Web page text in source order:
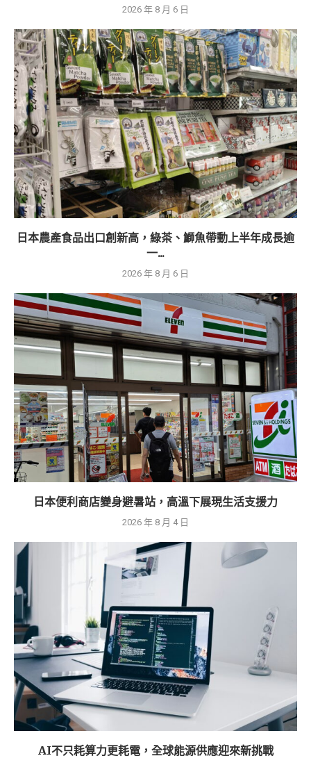
2026 年 8 月 6 日
日本農產食品出口創新高，綠茶、鰤魚帶動上半年成長逾
一...
2026 年 8 月 6 日
日本便利商店變身避暑站，高溫下展現生活支援力
2026 年 8 月 4 日
AI不只耗算力更耗電，全球能源供應迎來新挑戰